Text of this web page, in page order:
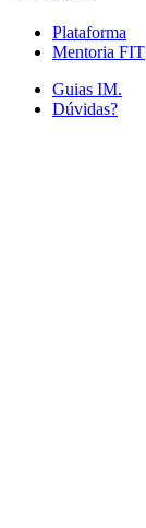
Plataforma
Mentoria FIT
Guias IM.
Dúvidas?